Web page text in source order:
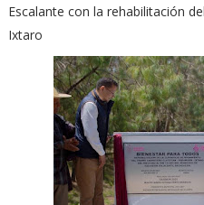
Escalante con la rehabilitación
Ixtaro